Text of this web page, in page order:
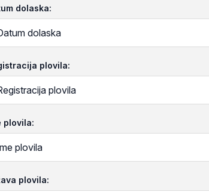
dolaska:
plovila:
plovila:
plovila: